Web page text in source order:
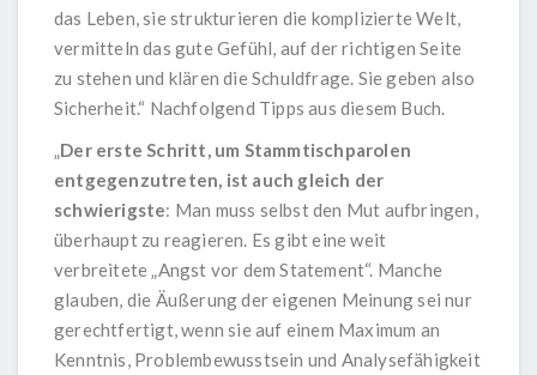
das Leben, sie strukturieren die komplizierte Welt,
vermitteln das gute Gefühl, auf der richtigen Seite
zu stehen und klären die Schuldfrage. Sie geben also
Sicherheit.“ Nachfolgend Tipps aus diesem Buch.
Der erste Schritt, um Stammtischparolen
entgegenzutreten, ist auch gleich der
schwierigste: Man muss selbst den Mut aufbringen,
überhaupt zu reagieren. Es gibt eine weit
verbreitete „Angst vor dem Statement“. Manche
glauben, die Äußerung der eigenen Meinung sei nur
gerechtfertigt, wenn sie auf einem Maximum an
Kenntnis, Problembewusstsein und Analysefähigkeit